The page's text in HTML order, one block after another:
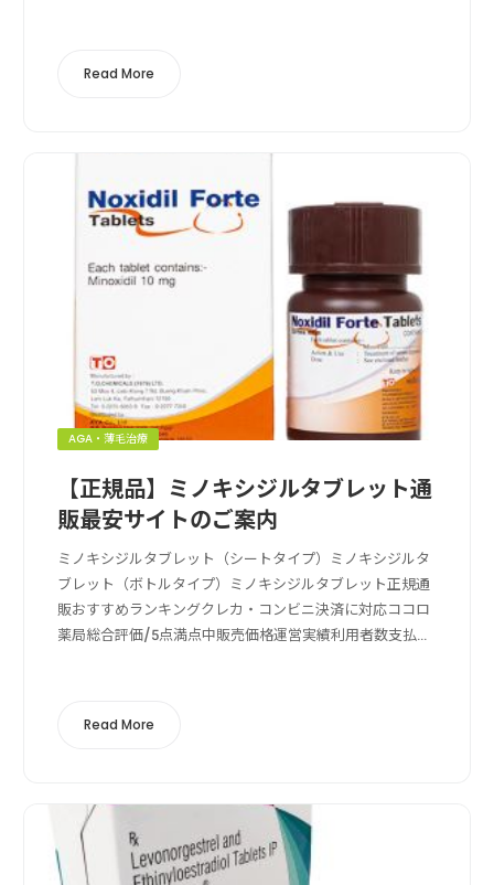
Read More
AGA・薄毛治療
【正規品】ミノキシジルタブレット通
販最安サイトのご案内
ミノキシジルタブレット（シートタイプ）ミノキシジルタ
ブレット（ボトルタイプ）ミノキシジルタブレット正規通
販おすすめランキングクレカ・コンビニ決済に対応ココロ
薬局総合評価/5点満点中販売価格運営実績利用者数支払い
Read More